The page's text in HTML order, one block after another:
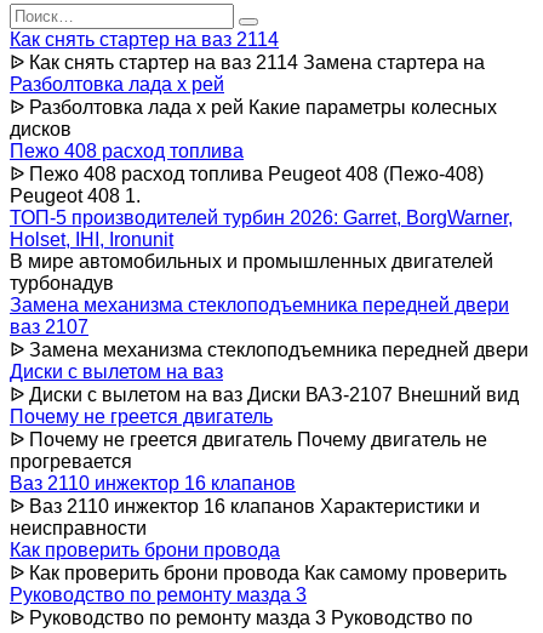
Search
for:
Как снять стартер на ваз 2114
ᐉ Как снять стартер на ваз 2114 Замена стартера на
Разболтовка лада х рей
ᐉ Разболтовка лада х рей Какие параметры колесных
дисков
Пежо 408 расход топлива
ᐉ Пежо 408 расход топлива Peugeot 408 (Пежо-408)
Peugeot 408 1.
ТОП-5 производителей турбин 2026: Garret, BorgWarner,
Holset, IHI, Ironunit
В мире автомобильных и промышленных двигателей
турбонадув
Замена механизма стеклоподъемника передней двери
ваз 2107
ᐉ Замена механизма стеклоподъемника передней двери
Диски с вылетом на ваз
ᐉ Диски с вылетом на ваз Диски ВАЗ-2107 Внешний вид
Почему не греется двигатель
ᐉ Почему не греется двигатель Почему двигатель не
прогревается
Ваз 2110 инжектор 16 клапанов
ᐉ Ваз 2110 инжектор 16 клапанов Характеристики и
неисправности
Как проверить брони провода
ᐉ Как проверить брони провода Как самому проверить
Руководство по ремонту мазда 3
ᐉ Руководство по ремонту мазда 3 Руководство по